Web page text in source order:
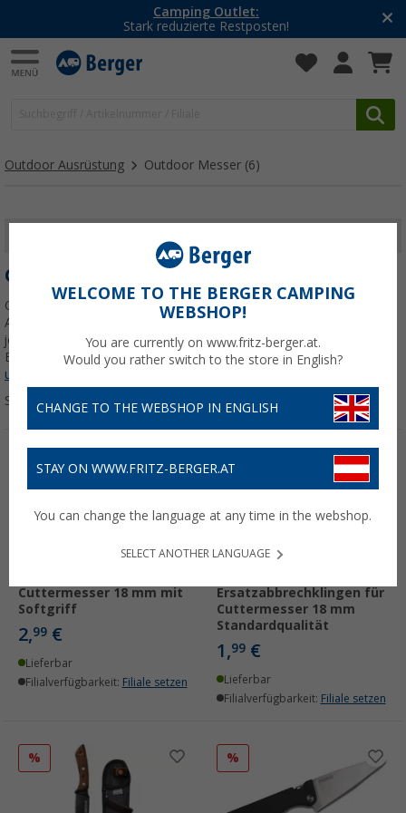
Camping Outlet:
Stark reduzierte Restposten!
Outdoor Ausrüstung Outdoor Messer (6)
OUTDOOR MESSER
Outdoor-Messer – Dein zuverlässiger Begleiter für jede Outdoor-
Aktivität Ein Outdoor-Messer ist ein unverzichtbares Werkzeug für
jeden Camping- und Outdoor-Enthusiasten. Egal, ob Du in den
Bergen wanderst, im Wald campst oder einfachJetzt mehr über
unsere Kategorie
Sortieren:
Cuttermesser 18 mm mit
Softgriff
2,99 €
Lieferbar
Filialverfügbarkeit: Filiale setzen
Ersatzabbrechklingen für
Cuttermesser 18 mm
Standardqualität
1,99 €
Lieferbar
Filialverfügbarkeit: Filiale setzen
% %
WELCOME TO THE BERGER CAMPING
WEBSHOP!
You are currently on www.fritz-berger.at.
Would you rather switch to the store in English?
CHANGE TO THE WEBSHOP IN ENGLISH
STAY ON WWW.FRITZ-BERGER.AT
You can change the language at any time in the webshop.
SELECT ANOTHER LANGUAGE